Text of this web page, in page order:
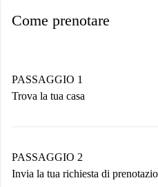
Come prenotare
PASSAGGIO 1
Trova la tua casa
Hai tutte le informazioni
PASSAGGIO 2
Invia la tua richiesta di